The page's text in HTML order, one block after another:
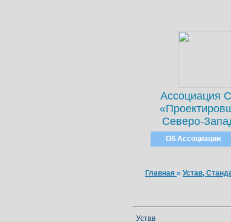
Ассоциация
Северо-
Об Ассоциации
Главная » Устав,
Устав